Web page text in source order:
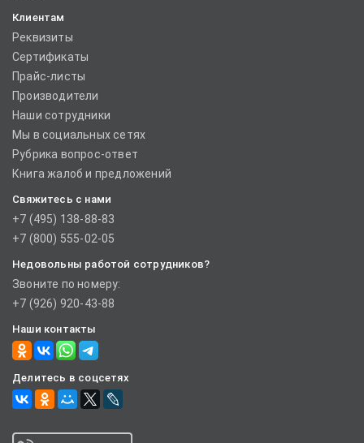
Клиентам
Реквизиты
Сертификаты
Прайс-листы
Производители
Наши сотрудники
Мы в социальных сетях
Рубрика вопрос-ответ
Книга жалоб и предложений
Свяжитесь с нами
+7 (495) 138-88-83
+7 (800) 555-02-05
Недовольны работой сотрудников?
Звоните по номеру:
+7 (926) 920-43-88
Наши контакты
Делитесь в соцсетях